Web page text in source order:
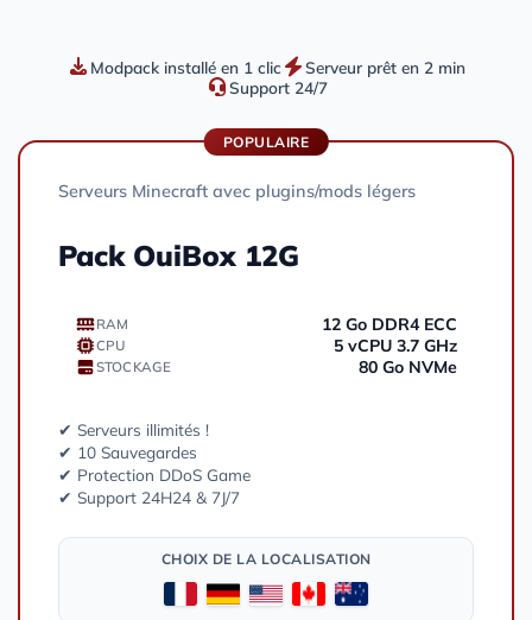
Modpack installé en 1 clic
Serveur prêt en 2 min
Support 24/7
POPULAIRE
Serveurs Minecraft avec plugins/mods légers
Pack OuiBox 12G
RAM 12 Go DDR4 ECC
CPU 5 vCPU 3.7 GHz
STOCKAGE 80 Go NVMe
✔ Serveurs illimités !
✔ 10 Sauvegardes
✔ Protection DDoS Game
✔ Support 24H24 & 7J/7
CHOIX DE LA LOCALISATION